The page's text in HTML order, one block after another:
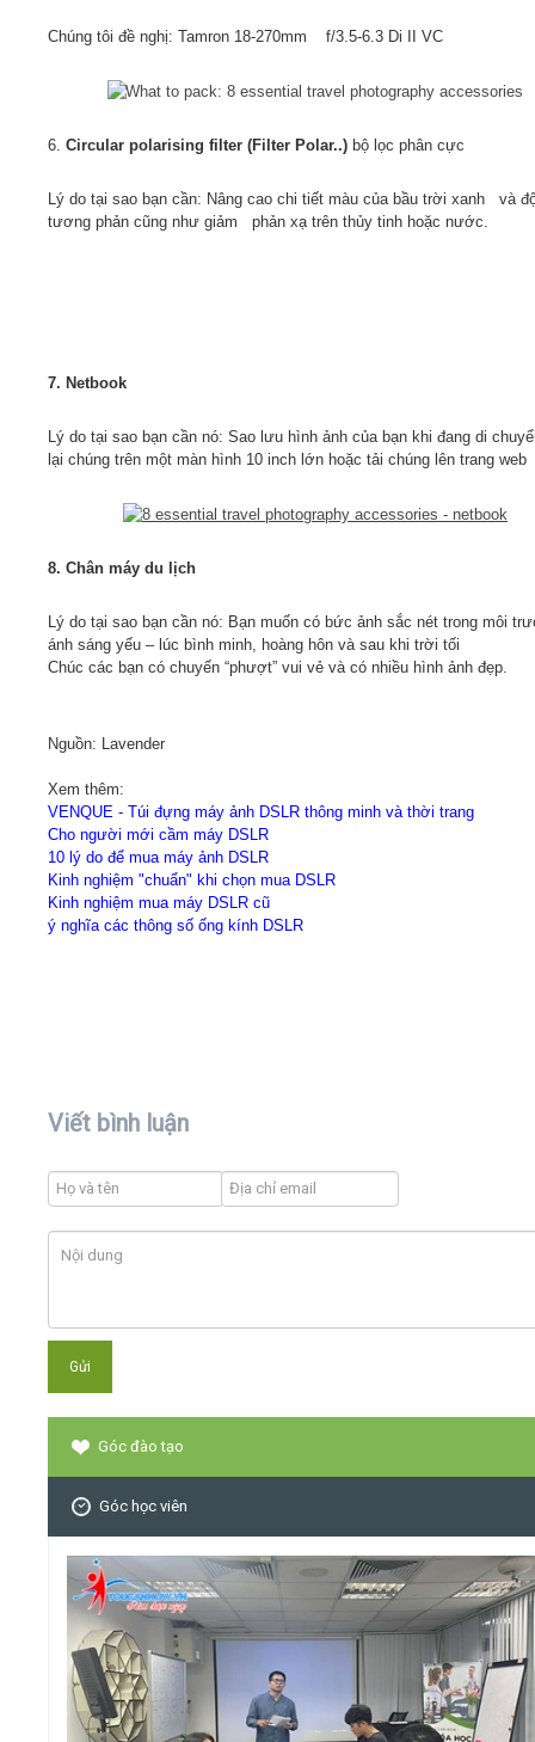
Chúng tôi đề nghị: Tamron 18-270mm f/3.5-6.3 Di II VC
6. Circular polarising filter (Filter Polar..) bộ lọc phân cực
Lý do tại sao bạn cần: Nâng cao chi tiết màu của bầu trời xanh và
tương phản cũng như giảm phản xạ trên thủy tinh hoặc nước.
7. Netbook
Lý do tại sao bạn cần nó: Sao lưu hình ảnh của bạn khi đang di
lại chúng trên một màn hình 10 inch lớn hoặc tải chúng lên trang web
8. Chân máy du lịch
Lý do tại sao bạn cần nó: Bạn muốn có bức ảnh sắc nét trong môi
ánh sáng yếu – lúc bình minh, hoàng hôn và sau khi trời tối
Chúc các bạn có chuyến “phượt” vui vẻ và có nhiều hình ảnh đẹp.
Nguồn: Lavender
Xem thêm:
VENQUE - Túi đựng máy ảnh DSLR thông minh và thời trang
Cho người mới cầm máy DSLR
10 lý do để mua máy ảnh DSLR
Kinh nghiệm "chuẩn" khi chọn mua DSLR
Kinh nghiệm mua máy DSLR cũ
ý nghĩa các thông số ống kính DSLR
Viết bình luận
Góc đào tạo
Góc học viên